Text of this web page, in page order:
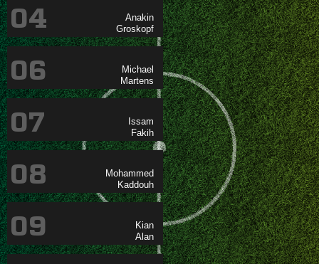


09


04


06


07


08